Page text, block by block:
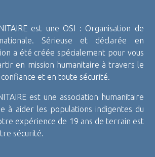
est une OSI : Organisation de
Sérieuse et déclarée en
a été créée spécialement pour vous
en mission humanitaire à travers le
et en toute sécurité.
est une association humanitaire
à aider les populations indigentes du
expérience de 19 ans de terrain est
sécurité.